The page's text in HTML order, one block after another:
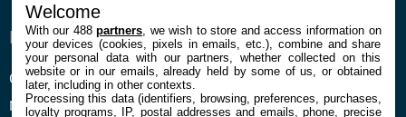
ENTREPRISE
Qui sommes nous
Mentions légales et CGU
À PROPOS
La rédaction
Contact
Welcome
With our 488partners , we wish to store and access information on
your devices (cookies, pixels in emails, etc.), combine and share
your personal data with our partners, whether collected on this
website or in our emails, already held by some of us, or obtained
later, including in other contexts.
Processing this data (identifiers, browsing, preferences, purchases,
loyalty programs, IP, postal addresses and emails, phone, precise